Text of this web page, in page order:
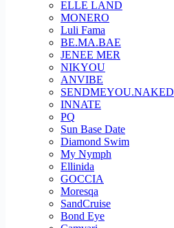
ELLE LAND
MONERO
Luli Fama
BE.MA.BAE
JENEE MER
NIKYOU
ANVIBE
SENDMEYOU.NAKED
INNATE
PQ
Sun Base Date
Diamond Swim
My Nymph
Ellinida
GOCCIA
Moresqa
SandCruise
Bond Eye